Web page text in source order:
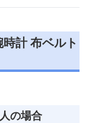
計 布ベルト
の場合